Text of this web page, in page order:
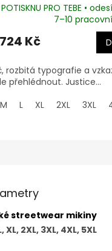
PRO TEBE •
7–10
724 Kč
rozbitá typografie a
přehlédnout. Justice...
M L XL 2XL 3XL
streetwear mikiny
XL, 2XL, 3XL, 4XL, 5XL